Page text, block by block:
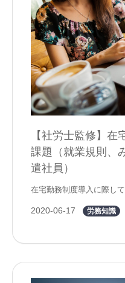
【社労士監修】
課題（就業規則、
遣社員）
在宅勤務制度導入に際し
2020-06-17 労務知識